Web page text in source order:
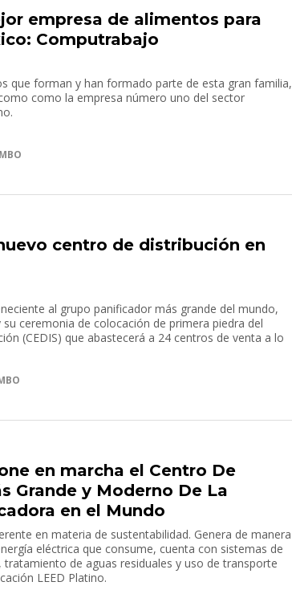
empresa de alimentos para
Computrabajo
que forman y han formado parte de esta gran familia,
como la empresa número uno del sector
centro de distribución en
al grupo panificador más grande del mundo,
ceremonia de colocación de primera piedra del
(CEDIS) que abastecerá a 24 centros de venta a lo
en marcha el Centro De
Grande y Moderno De La
en el Mundo
en materia de sustentabilidad. Genera de manera
eléctrica que consume, cuenta con sistemas de
tratamiento de aguas residuales y uso de transporte
LEED Platino.